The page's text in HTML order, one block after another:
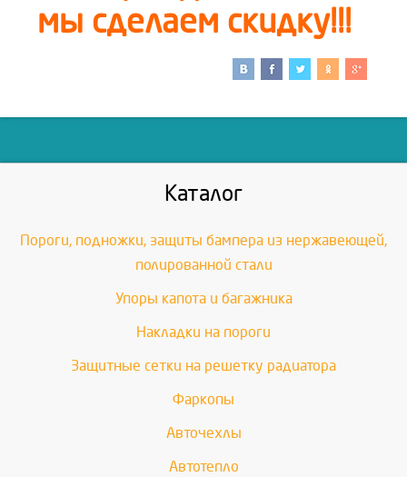
мы сделаем скидку!!!
Каталог
Пороги, подножки, защиты бампера из нержавеющей,
полированной стали
Упоры капота и багажника
Накладки на пороги
Защитные сетки на решетку радиатора
Фаркопы
Авточехлы
Автотепло